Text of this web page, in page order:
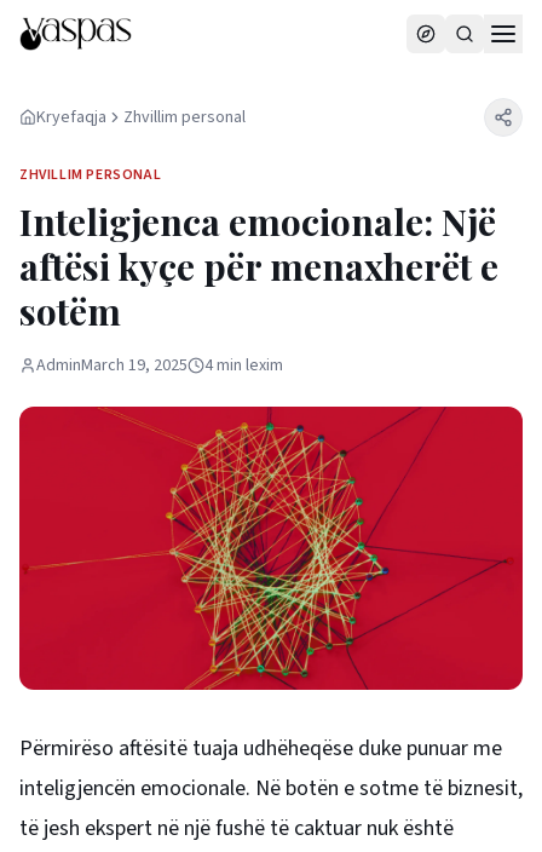
Kryefaqja Zhvillim personal
ZHVILLIM PERSONAL
Inteligjenca emocionale: Një
aftësi kyçe për menaxherët e
sotëm
AdminMarch 19, 2025 4min lexim
Përmirëso aftësitë tuaja udhëheqëse duke punuar me
inteligjencën emocionale. Në botën e sotme të biznesit,
të jesh ekspert në një fushë të caktuar nuk është